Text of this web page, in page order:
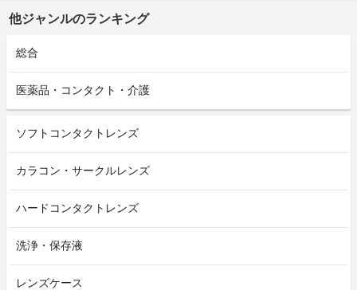
他ジャンルのランキング
総合
医薬品・コンタクト・介護
ソフトコンタクトレンズ
カラコン・サークルレンズ
ハードコンタクトレンズ
洗浄・保存液
レンズケース